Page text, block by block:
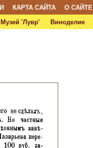
КАРТА САЙТА
О САЙТЕ
Музей 'Лувр' Виноделие